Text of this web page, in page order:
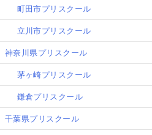
町田市プリスクール
立川市プリスクール
神奈川県プリスクール
茅ヶ崎プリスクール
鎌倉プリスクール
千葉県プリスクール